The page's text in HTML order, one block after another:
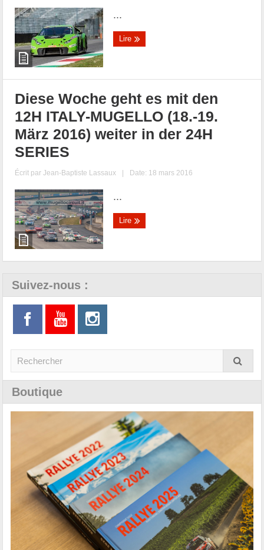
...
Lire
Diese Woche geht es mit den
12H ITALY-MUGELLO (18.-19.
März 2016) weiter in der 24H
SERIES
Écrit parJean-Baptiste Lassaux | Date: 18 mars 2016
...
Lire
Suivez-nous :
Boutique